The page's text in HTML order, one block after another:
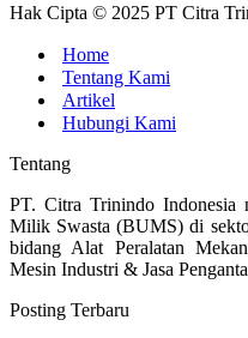
Hak Cipta © 2025 PT Citra
Home
Tentang Kami
Artikel
Hubungi Kami
Tentang
PT. Citra Trinindo Indonesia
Milik Swasta (BUMS) di
bidang Alat Peralatan
Mesin Industri & Jasa
Posting Terbaru